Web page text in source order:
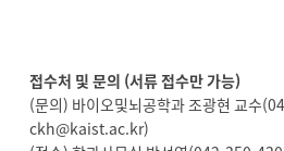
접수처 및 문의 (서류 접수만 가능)
(문의) 바이오및뇌공학과 조광현 교수
ckh@kaist.ac.kr)